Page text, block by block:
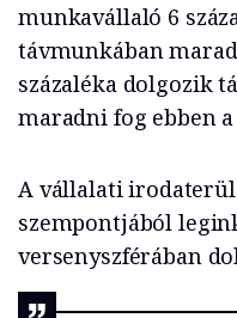
munkavállaló 6
távmunkában
százaléka dolgozik
maradni fog ebben
A vállalati
szempontjából
versenyszférában